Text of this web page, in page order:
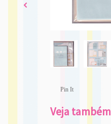
2
Pin It
Veja também